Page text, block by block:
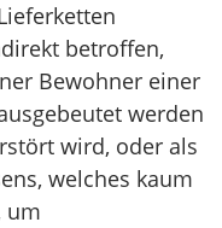
betroffen,
Bewohner einer
werden
wird, oder als
welches kaum
um